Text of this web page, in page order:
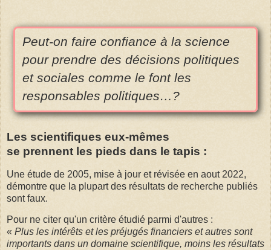
Peut-on faire confiance à la science
pour prendre des décisions politiques
et sociales comme le font les
responsables politiques…?
Les scientifiques eux-mêmes
se prennent les pieds dans le tapis :
Une étude de 2005, mise à jour et révisée en aout 2022,
démontre que la plupart des résultats de recherche publiés
sont faux.
Pour ne citer qu'un critère étudié parmi d'autres :
« Plus les intérêts et les préjugés financiers et autres sont
importants dans un domaine scientifique, moins les résultats